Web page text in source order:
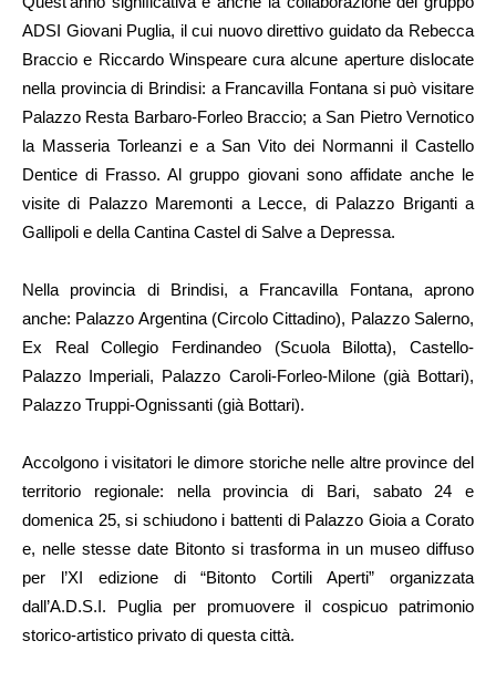
ADSI Giovani Puglia, il cui nuovo direttivo guidato da Rebecca
Braccio e Riccardo Winspeare cura alcune aperture dislocate
nella provincia di Brindisi: a Francavilla Fontana si può visitare
Palazzo Resta Barbaro-Forleo Braccio; a San Pietro Vernotico
la Masseria Torleanzi e a San Vito dei Normanni il Castello
Dentice di Frasso. Al gruppo giovani sono affidate anche le
visite di Palazzo Maremonti a Lecce, di Palazzo Briganti a
Gallipoli e della Cantina Castel di Salve a Depressa.
Nella provincia di Brindisi, a Francavilla Fontana, aprono
anche: Palazzo Argentina (Circolo Cittadino), Palazzo Salerno,
Ex Real Collegio Ferdinandeo (Scuola Bilotta), Castello-
Palazzo Imperiali, Palazzo Caroli-Forleo-Milone (già Bottari),
Palazzo Truppi-Ognissanti (già Bottari).
Accolgono i visitatori le dimore storiche nelle altre province del
territorio regionale: nella provincia di Bari, sabato 24 e
domenica 25, si schiudono i battenti di Palazzo Gioia a Corato
e, nelle stesse date Bitonto si trasforma in un museo diffuso
per l’XI edizione di “Bitonto Cortili Aperti” organizzata
dall’A.D.S.I. Puglia per promuovere il cospicuo patrimonio
storico-artistico privato di questa città.